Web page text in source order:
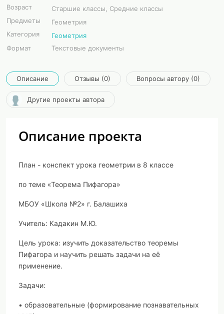
Возраст
Старшие классы, Средние классы
Предметы
Геометрия
Категория
Геометрия
Формат
Текстовые документы
Описание Отзывы (0) Вопросы автору (0)
Другие проекты автора
Описание проекта
План - конспект урока геометрии в 8 классе
по теме «Теорема Пифагора»
МБОУ «Школа №2» г. Балашиха
Учитель: Кадакин М.Ю.
Цель урока: изучить доказательство теоремы
Пифагора и научить решать задачи на её
применение.
Задачи:
• образовательные (формирование познавательных